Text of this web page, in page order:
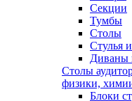
Секции
Тумбы
Столы
Стулья
Диваны
Столы
физики,
Блоки